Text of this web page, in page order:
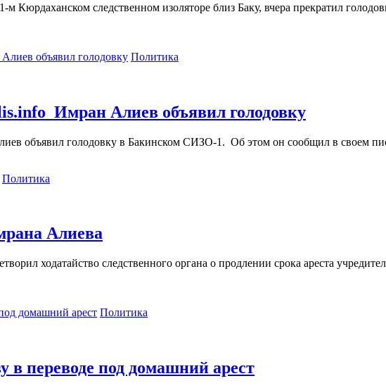
следственном изоляторе близ Баку, вчера прекратил
Политика
Имран Алиев объявил голодовку
объявил голодовку в Бакинском СИЗО-1. Об этом он сообщил в своем
Политика
Алиева
ходатайство следственного органа о продлении срока ареста
Политика
в переводе под домашний арест